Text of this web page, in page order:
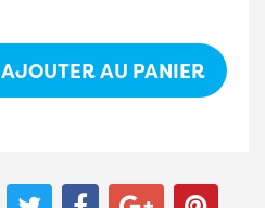
AJOUTER AU PANIER